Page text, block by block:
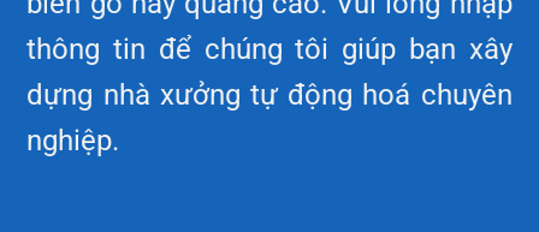
thông tin để chúng tôi giúp bạn xây
dựng nhà xưởng tự động hoá chuyên
nghiệp.